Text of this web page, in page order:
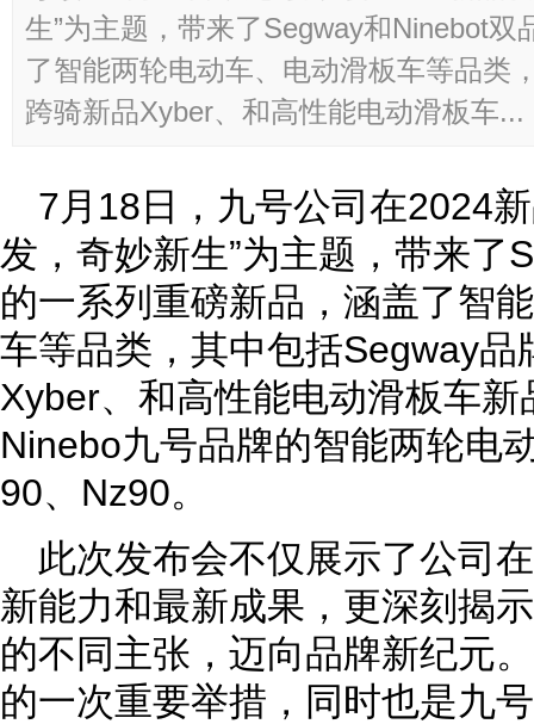
生”为主题，带来了Segway和Ninebot
了智能两轮电动车、电动滑板车等品类
跨骑新品Xyber、和高性能电动滑板车...
7月18日，九号公司在2024
发，奇妙新生”为主题，带来了
的一系列重磅新品，涵盖了智
车等品类，其中包括Segway品
Xyber、和高性能电动滑板车
Ninebo九号品牌的智能两轮电
90、Nz90。
此次发布会不仅展示了公司
新能力和最新成果，更深刻揭
的不同主张，迈向品牌新纪元
的一次重要举措，同时也是九